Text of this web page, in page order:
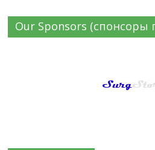
Our Sponsors (спонсоры